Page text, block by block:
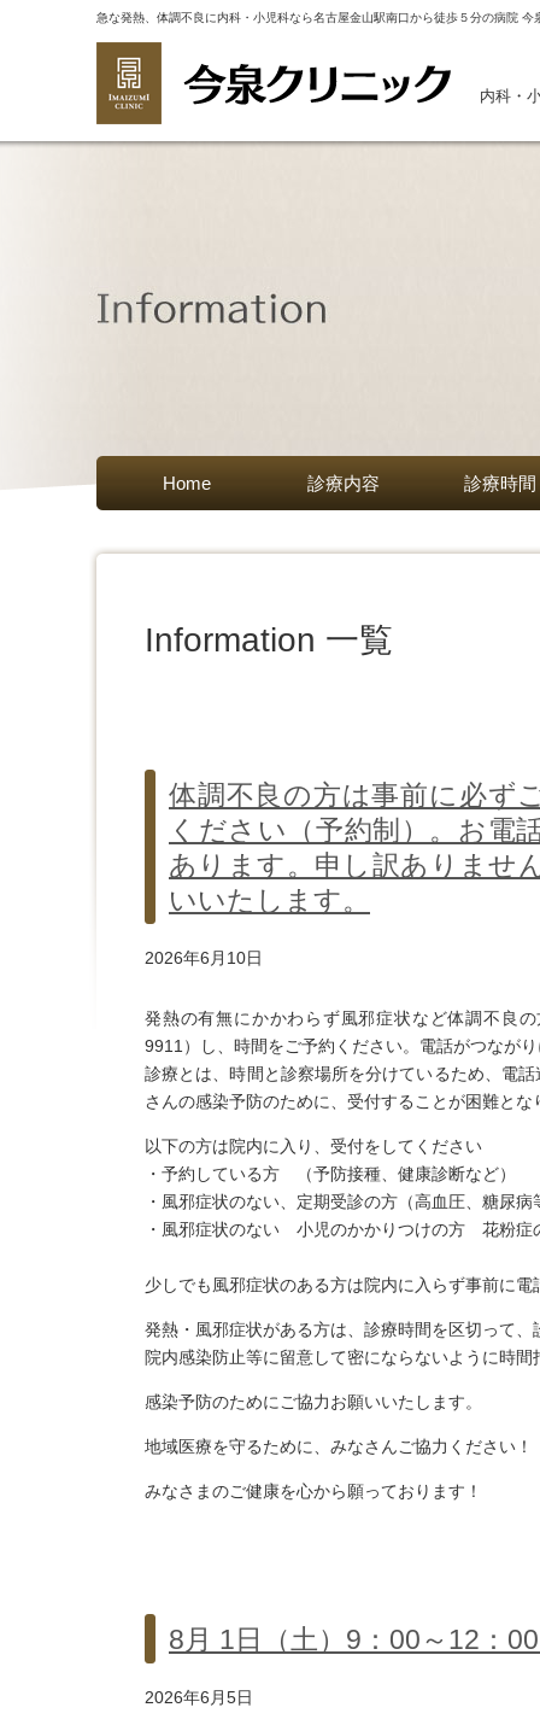
急な発熱、体調不良に内科・小児科なら名古屋金山駅南口から徒歩５分の病院 今
内科・
Home 診療内容 診療時間
Information 一覧
体調不良の方は事前に必ず
ください（予約制）。お電
あります。申し訳ありませ
いいたします。
2026年6月10日
発熱の有無にかかわらず風邪症状など体調不良
9911）し、時間をご予約ください。電話がつなが
診療とは、時間と診察場所を分けているため、電
さんの感染予防のために、受付することが困難とな
以下の方は院内に入り、受付をしてください
・予約している方 （予防接種、健康診断など）
・風邪症状のない、定期受診の方（高血圧、糖尿病
・風邪症状のない 小児のかかりつけの方 花粉症
少しでも風邪症状のある方は院内に入らず事前に
発熱・風邪症状がある方は、診療時間を区切って
院内感染防止等に留意して密にならないように時
感染予防のためにご協力お願いいたします。
地域医療を守るために、みなさんご協力ください！
みなさまのご健康を心から願っております！
8月 1日（土）9：00～12：
2026年6月5日